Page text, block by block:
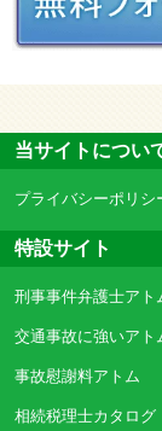
当サイトについ
プライバシーポリシ
特設サイト
刑事事件弁護士アト
交通事故に強いアト
事故慰謝料アトム
相続税理士カタログ